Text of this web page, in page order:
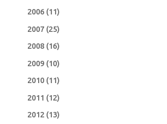
2006(11)
2007(25)
2008(16)
2009(10)
2010(11)
2011 (12)
2012(13)